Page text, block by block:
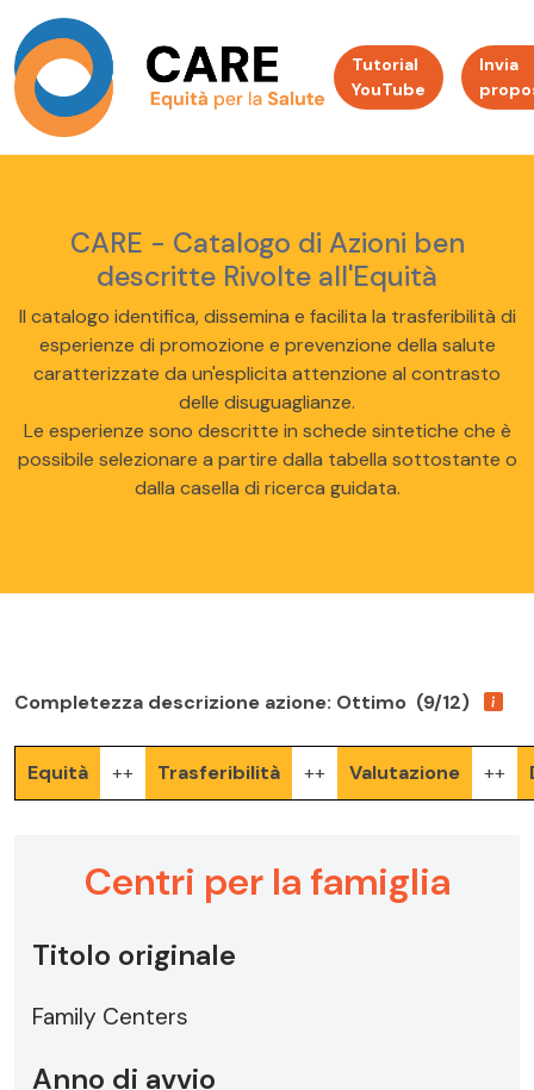
Tutorial
YouTube
Invia
CARE - Catalogo di Azioni ben
descritte Rivolte all'Equità
Il catalogo identifica, dissemina e facilita la trasferibilità di
esperienze di promozione e prevenzione della salute
caratterizzate da un'esplicita attenzione al contrasto
delle disuguaglianze.
Le esperienze sono descritte in schede sintetiche che è
possibile selezionare a partire dalla tabella sottostante o
dalla casella di ricerca guidata.
Completezza descrizione azione: Ottimo (9/12)
Equità ++ Trasferibilità ++ Valutazione ++
Centri per la famiglia
Titolo originale
Family Centers
Anno di avvio